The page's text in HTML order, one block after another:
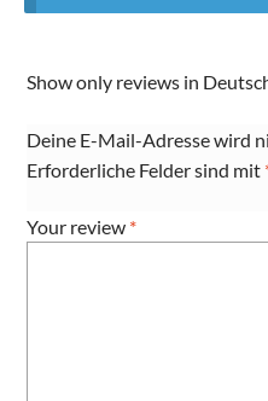
Show only reviews in
Deine E-Mail-Adresse wird
Erforderliche Felder sind mit
Your review *